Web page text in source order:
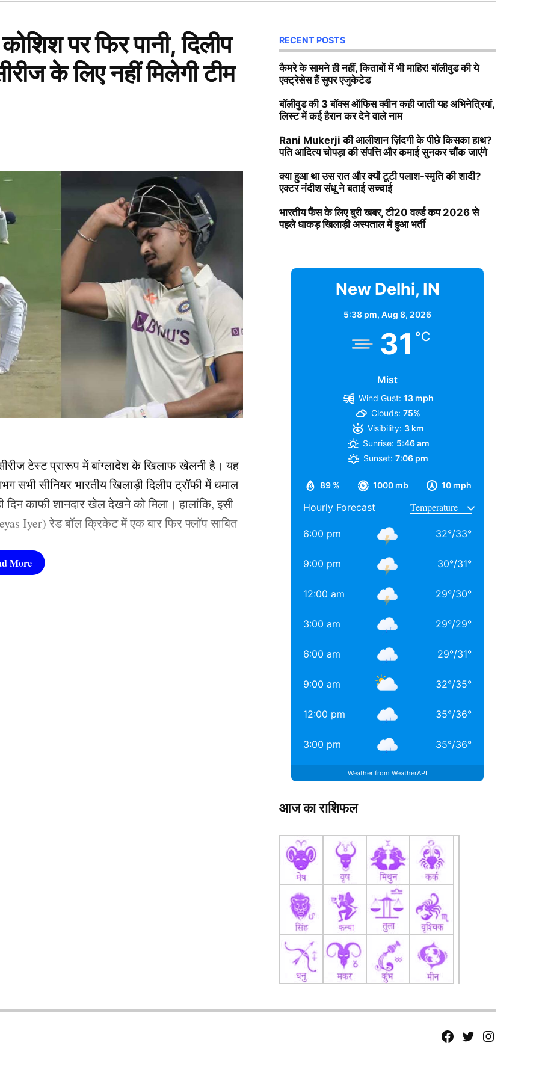
Open
पर फिर पानी, दिलीप
के लिए नहीं मिलेगी टीम
सीरीज टेस्ट प्रारूप में बांग्लादेश के खिलाफ खेलनी है। यह
सीनियर भारतीय खिलाड़ी दिलीप ट्रॉफी में धमाल
काफी शानदार खेल देखने को मिला। हालांकि, इसी
Iyer) रेड बॉल क्रिकेट में एक बार फिर फ्लॉप साबित
ट्रॉफी में अच्छा प्रदर्शन दिखाकर अय्यर के पास
बनाने का सुनहरा मौका था। मगर वे दिलीप ट्रॉफी
RECENT POSTS
कैमरे के सामने ही नहीं, किताबों में भी माहिर! बॉलीवुड की ये
एक्ट्रेसेस हैं सुपर एजुकेटेड
बॉलीवुड की 3 बॉक्स ऑफिस क्वीन कही जाती यह अभिनेत्रियां,
लिस्ट में कई हैरान कर देने वाले नाम
Rani Mukerji की आलीशान ज़िंदगी के पीछे किसका हाथ?
पति आदित्य चोपड़ा की संपत्ति और कमाई सुनकर चौंक जाएंगे
क्या हुआ था उस रात और क्यों टूटी पलाश-स्मृति की शादी?
एक्टर नंदीश संधू ने बताई सच्चाई
भारतीय फैंस के लिए बुरी खबर, टी20 वर्ल्ड कप 2026 से
पहले धाकड़ खिलाड़ी अस्पताल में हुआ भर्ती
New Delhi, IN
5:38 pm, Aug 8, 2026
31 °C
Mist
89 % 1000 mb 10 mph
Wind Gust: 13 mph
Clouds: 75%
Visibility: 3 km
Sunrise: 5:46 am
Sunset: 7:06 pm
Hourly Forecast
6:00 pm 32°/33°
9:00 pm 30°/31°
12:00 am 29°/30°
3:00 am 29°/29°
6:00 am 29°/31°
9:00 am 32°/35°
12:00 pm 35°/36°
3:00 pm 35°/36°
Weather from WeatherAPI
आज का राशिफल
fb Tw tw